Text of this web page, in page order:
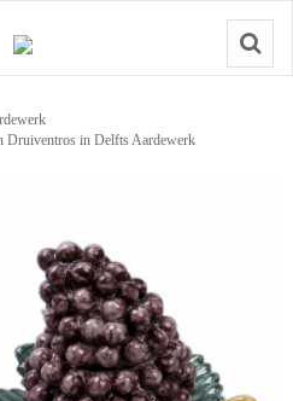
Search
Druiventros in Delfts Aardewerk